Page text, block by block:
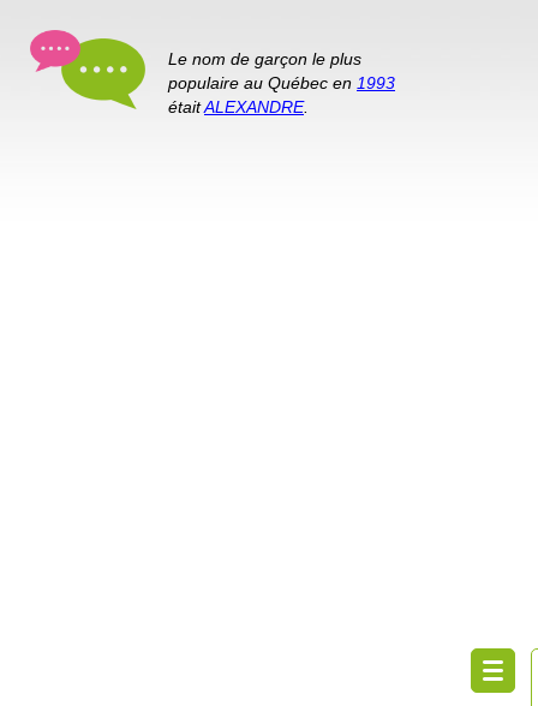
Le nom de garçon le plus
populaire au Québec en 1993
étaitALEXANDRE.